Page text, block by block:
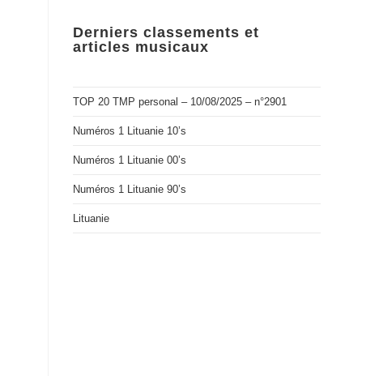
Derniers classements et
articles musicaux
TOP 20 TMP personal – 10/08/2025 – n°2901
Numéros 1 Lituanie 10’s
Numéros 1 Lituanie 00’s
Numéros 1 Lituanie 90’s
Lituanie